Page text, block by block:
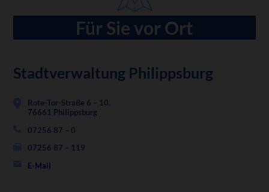
Für Sie vor Ort
Stadtverwaltung Philippsburg
Rote-Tor-Straße 6 – 10,
76661 Philippsburg
07256 87 – 0
07256 87 – 119
E-Mail